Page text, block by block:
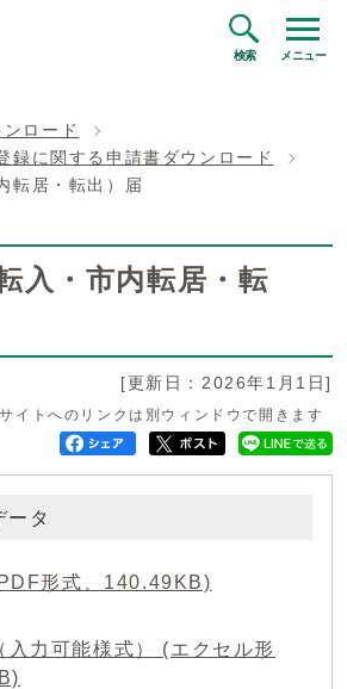
検索 メニュー
ロード
録に関する申請書ダウンロード
転居・転出）届
入・市内転居・転
[更新日：2026年1月1日]
イトへのリンクは別ウィンドウで開きます
ータ
形式、140.49KB)
入力可能様式） (エクセル形